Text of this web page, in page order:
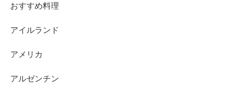
おすすめ料理
アイルランド
アメリカ
アルゼンチン